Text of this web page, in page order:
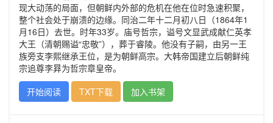
现大动荡的局面，但朝鲜内外部的危机在他在位时急速积聚，
整个社会处于崩溃的边缘。同治二年十二月初八日（1864年1
月16日）去世。时年33岁。庙号哲宗，谥号文显武成献仁英孝
大王（清朝赐谥“忠敬”），葬于睿陵。他没有子嗣，由另一王
族旁支李熙继承王位，是为朝鲜高宗。大韩帝国建立后朝鲜纯
宗追尊李昪为哲宗章皇帝。
开始阅读
TXT下载 加入书架